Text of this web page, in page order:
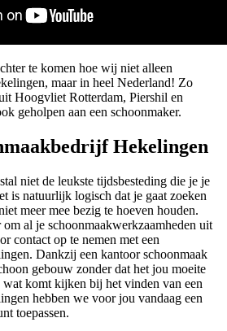
te komen hoe wij niet alleen
maar in heel Nederland! Zo
Hoogvliet Rotterdam, Piershil en
geholpen aan een schoonmaker.
Hekelingen
niet de leukste tijdsbesteding die je je
is natuurlijk logisch dat je gaat zoeken
meer mee bezig te hoeven houden.
al je schoonmaakwerkzaamheden uit
contact op te nemen met een
Dankzij een kantoor schoonmaak
gebouw zonder dat het jou moeite
komt kijken bij het vinden van een
hebben we voor jou vandaag een
toepassen.